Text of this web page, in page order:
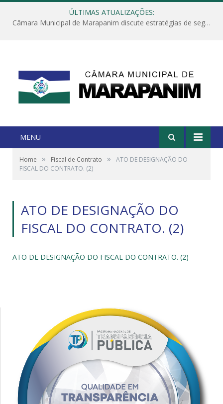
ÚLTIMAS ATUALIZAÇÕES:
Câmara Municipal de Marapanim discute estratégias de segurança com autoridades e poder executivo
MENU
Home » Fiscal de Contrato »
ATO DE DESIGNAÇÃO DO
FISCAL DO CONTRATO. (2)
ATO DE DESIGNAÇÃO DO
FISCAL DO CONTRATO. (2)
ATO DE DESIGNAÇÃO DO FISCAL DO CONTRATO. (2)